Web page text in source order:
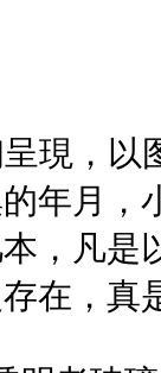
現，
年月，
，凡是
在，真